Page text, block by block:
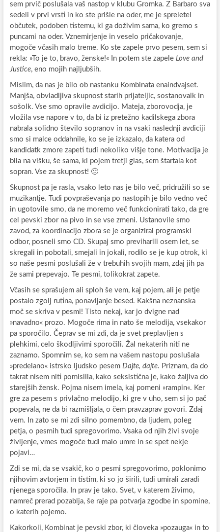
sem prvič poslušala vaš nastop v klubu Gromka. Z Barbaro sva
sedeli v prvi vrsti in ko ste prišle na oder, me je spreletel
občutek, podoben tistemu, ki ga doživim sama, ko gremo s
puncami na oder. Vznemirjenje in veselo pričakovanje,
mogoče včasih malo treme. Ko ste zapele prvo pesem, sem si
rekla: »To je to, bravo, ženske!« In potem ste zapele Love and
Justice, eno mojih najljubših.
Mislim, da nas je bilo ob nastanku Kombinata enaindvajset.
Manjša, obvladljiva skupnost starih prijateljic, sostanovalk in
sošolk. Vse smo opravile avdicijo. Mateja, zborovodja, je
vložila vse napore v to, da bi iz pretežno kadilskega zbora
nabrala solidno število sopranov in na vsaki naslednji avdiciji
smo si malce oddahnile, ko se je izkazalo, da katera od
kandidatk zmore zapeti tudi nekoliko višje tone. Motivacija je
bila na višku, še sama, ki pojem tretji glas, sem štartala kot
sopran. Vse za skupnost! 🙂
Skupnost pa je rasla, vsako leto nas je bilo več, pridružili so se
muzikantje. Tudi povpraševanja po nastopih je bilo vedno več
in ugotovile smo, da ne moremo več funkcionirati tako, da gre
cel pevski zbor na pivo in se vse zmeni. Ustanovile smo
zavod, za koordinacijo zbora se je organiziral programski
odbor, posneli smo CD. Skupaj smo previharili osem let, se
skregali in pobotali, smejali in jokali, rodilo se je kup otrok, ki
so naše pesmi poslušali že v trebuhih svojih mam, zdaj jih pa
že sami prepevajo. Te pesmi, tolikokrat zapete.
Včasih se sprašujem ali sploh še vem, kaj pojem, ali je petje
postalo zgolj rutina, ponavljanje besed. Kakšna neznanska
moč se skriva v pesmi! Tisto nekaj, kar jo dvigne nad
»navadno« prozo. Mogoče rima in nato še melodija, vsekakor
pa sporočilo. Čeprav se mi zdi, da je svet preplavljen s
plehkimi, celo škodljivimi sporočili. Žal nekaterih niti ne
zaznamo. Spomnim se, ko sem na vašem nastopu poslušala
»predelano« istrsko ljudsko pesem Dajte, dajte. Priznam, da do
takrat nisem niti pomislila, kako seksistična je, kako žaljiva do
starejših žensk. Pojma nisem imela, kaj pomeni »rampin«. Ker
gre za pesem s privlačno melodijo, ki gre v uho, sem si jo pač
popevala, ne da bi razmišljala, o čem pravzaprav govori. Zdaj
vem. In zato se mi zdi silno pomembno, da ljudem, poleg
petja, o pesmih tudi spregovorimo. Vsaka od njih živi svoje
življenje, vmes mogoče tudi malo umre in se spet nekje
pojavi…
Zdi se mi, da se vsakič, ko o pesmi spregovorimo, poklonimo
njihovim avtorjem in tistim, ki so jo širili, tudi umirali zaradi
njenega sporočila. In prav je tako. Svet, v katerem živimo,
namreč prerad pozablja, še raje pa potvarja zgodbe in spomine,
o katerih pojemo.
Kakorkoli, Kombinat je pevski zbor, ki človeka »pozauga« in to